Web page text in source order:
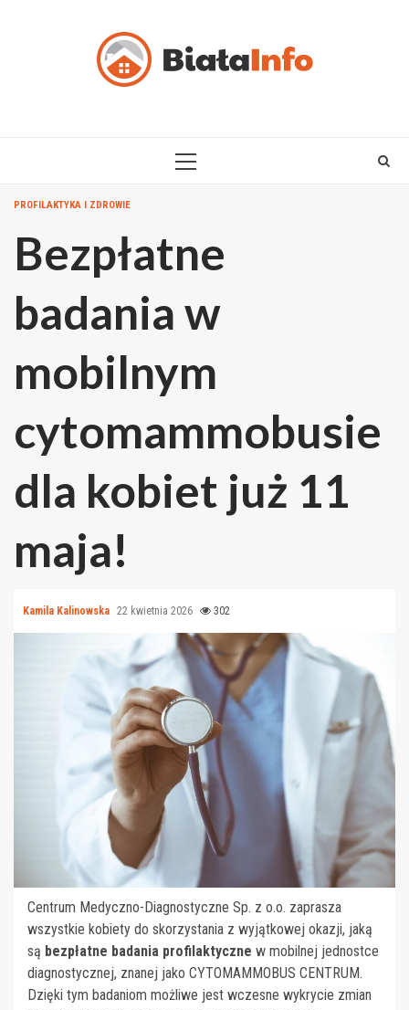
PRIMARY
PROFILAKTYKA I ZDROWIE
Bezpłatne
badania w
mobilnym
cytomammobusie
dla kobiet już 11
maja!
Kamila Kalinowska 22 kwietnia 2026 302
Centrum Medyczno-Diagnostyczne Sp. z o.o. zaprasza
wszystkie kobiety do skorzystania z wyjątkowej okazji, jaką
są bezpłatne badania profilaktyczne w mobilnej jednostce
diagnostycznej, znanej jako CYTOMAMMOBUS CENTRUM.
Dzięki tym badaniom możliwe jest wczesne wykrycie zmian